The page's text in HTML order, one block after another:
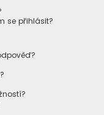
se přihlásit?